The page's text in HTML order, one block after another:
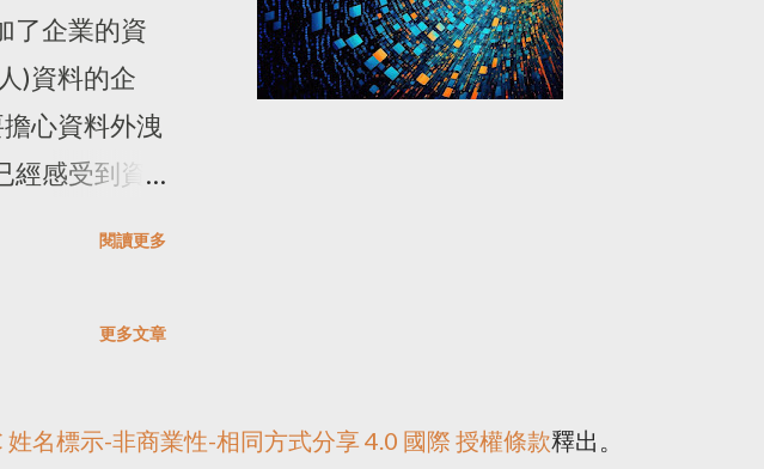
隱私議題，
要 3 大部
來自學術
研究所所長
AI小國大戰
」、2023年
，國內腳步
布「 金融業
，10是歐盟
麼 AI 操作
布「人工智
的觀察站 有
了企業的資
)資料的企
心資料外洩
感受到資
哥-加拿大
這三個國
首安倍晉三
Free
閱讀更多
更多文章
姓名標示-非商業性-相同方式分享 4.0 國際 授權條款釋出。